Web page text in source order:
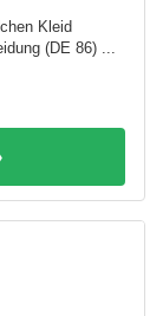
Kleid
(DE 86) ...